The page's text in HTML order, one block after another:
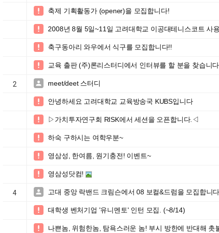
 축제 기획활동가 (opener)을 모집합니다!
 2008년 8월 5일~11일 고려대학교 이공대테니스코트 사
 축구동아리 와우에서 식구를 모집합니다!!
 교육 출판 (주)론리스터디에서 인터뷰를 할 분을 찾습니
2  meet/deet 스터디
 안녕하세요 고려대학교 교육방송국 KUBS입니다
 ▷가치투자연구회 RISK에서 세션을 오픈합니다.◁
 하숙 구하시는 여학우분~
 영삼성, 한여름, 원기충전! 이벤트~
 영삼성닷컴!
4  고대 중앙 락밴드 크림슨에서 08 보컬&드럼을 모집합니
 대학생 벤처기업 '유니멘토' 인턴 모집. (~8/14)
 나쁜놈, 위험한놈, 탐욕스러운 놈! 부시 방한에 반대해